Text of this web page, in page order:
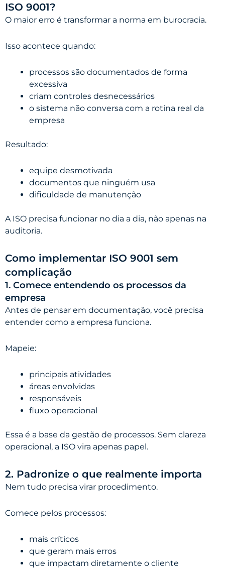
ISO 9001?
O maior erro é transformar a norma em burocracia.
Isso acontece quando:
processos são documentados de forma
excessiva
criam controles desnecessários
o sistema não conversa com a rotina real da
empresa
Resultado:
equipe desmotivada
documentos que ninguém usa
dificuldade de manutenção
A ISO precisa funcionar no dia a dia, não apenas na
auditoria.
Como implementar ISO 9001 sem
complicação
1. Comece entendendo os processos da
empresa
Antes de pensar em documentação, você precisa
entender como a empresa funciona.
Mapeie:
principais atividades
áreas envolvidas
responsáveis
fluxo operacional
Essa é a base da gestão de processos. Sem clareza
operacional, a ISO vira apenas papel.
2. Padronize o que realmente importa
Nem tudo precisa virar procedimento.
Comece pelos processos:
mais críticos
que geram mais erros
que impactam diretamente o cliente